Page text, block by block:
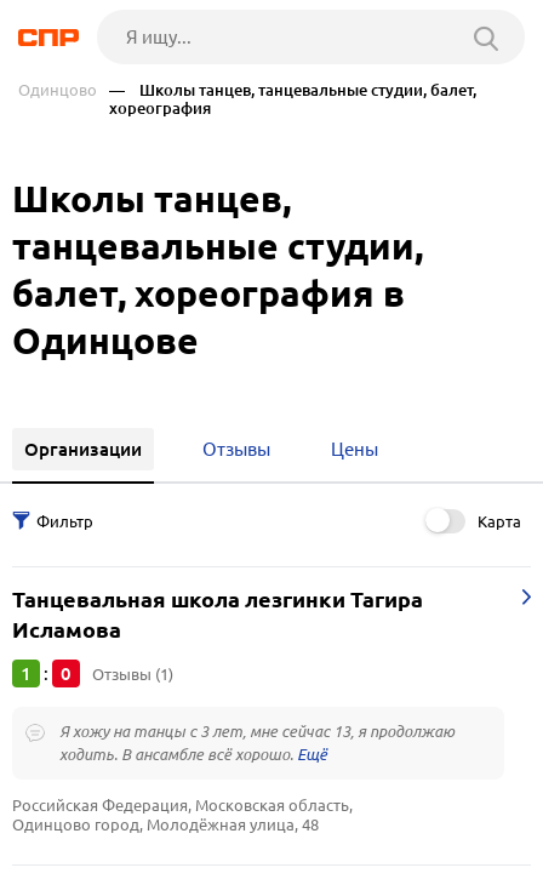
Одинцово
— Школы танцев, танцевальные студии, балет,
хореография
Школы танцев,
танцевальные студии,
балет, хореография в
Одинцове
Организации Отзывы Цены
Карта
Танцевальная школа лезгинки Тагира
Исламова
1 : 0 Отзывы (1)
Я хожу на танцы с 3 лет, мне сейчас 13, я продолжаю
ходить. В ансамбле всё хорошо.
Российская Федерация, Московская область,
Одинцово город, Молодёжная улица, 48